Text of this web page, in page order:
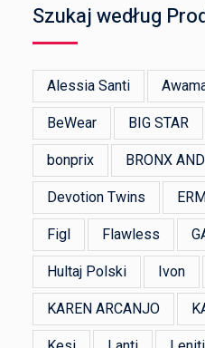
Szukaj według
Alessia Santi
BeWear BIG STAR
bonprix BRONX
Devotion Twins
Figl Flawless
Hultaj Polski Ivon
KAREN ARCANJO